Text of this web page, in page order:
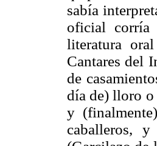
sabía
oficial corría
literatura
Cantares del
de
día de) lloro o
y
caballeros,